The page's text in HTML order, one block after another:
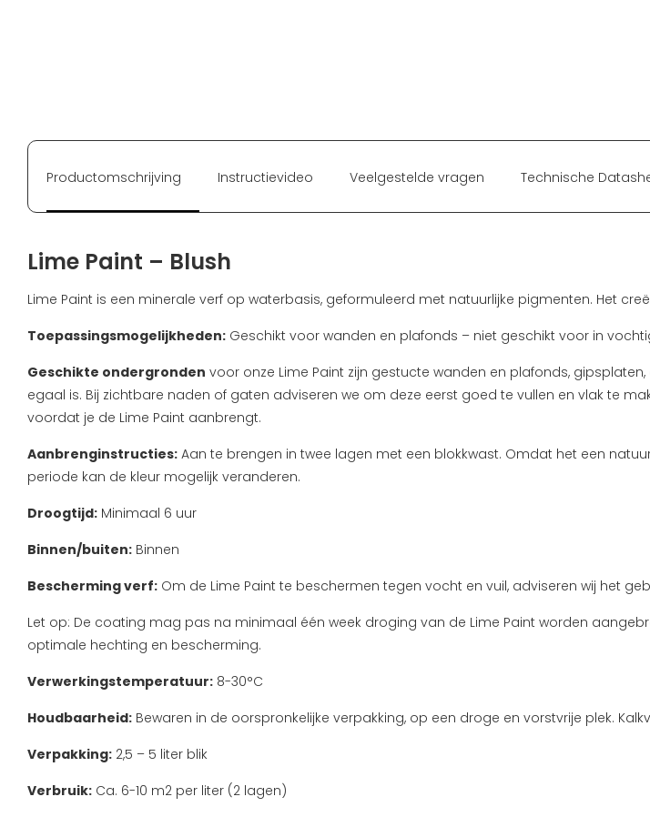
Productomschrijving Instructievideo Veelgestelde vragen Technische
Lime Paint – Blush
Lime Paint is een minerale verf op waterbasis, geformuleerd met natuurlijke pigmenten. Het
Toepassingsmogelijkheden: Geschikt voor wanden en plafonds – niet geschikt voor in
Geschikte ondergronden voor onze Lime Paint zijn gestucte wanden en plafonds,
egaal is. Bij zichtbare naden of gaten adviseren we om deze eerst goed te vullen en vlak te
voordat je de Lime Paint aanbrengt.
Aanbrenginstructies: Aan te brengen in twee lagen met een blokkwast. Omdat het een
periode kan de kleur mogelijk veranderen.
Droogtijd: Minimaal 6 uur
Binnen/buiten: Binnen
Bescherming verf: Om de Lime Paint te beschermen tegen vocht en vuil, adviseren wij het
Let op: De coating mag pas na minimaal één week droging van de Lime Paint worden
optimale hechting en bescherming.
Verwerkingstemperatuur: 8-30°C
Houdbaarheid: Bewaren in de oorspronkelijke verpakking, op een droge en vorstvrije plek.
Verpakking: 2,5 – 5 liter blik
Verbruik: Ca. 6-10 m2 per liter (2 lagen)